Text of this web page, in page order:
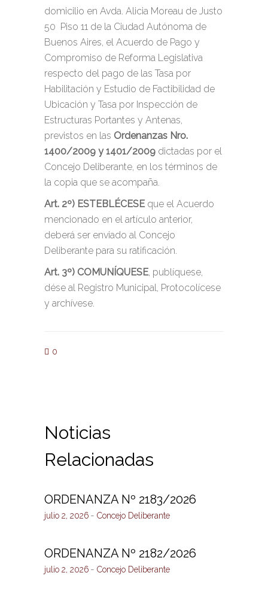
domicilio en Avda. Alicia Moreau de Justo
50 Piso 11 de la Ciudad Autónoma de
Buenos Aires, el Acuerdo de Pago y
Compromiso de Reforma Legislativa
respecto del pago de las Tasa por
Habilitación y Estudio de Factibilidad de
Ubicación y Tasa por Inspección de
Estructuras Portantes y Antenas,
previstos en las Ordenanzas Nro.
1400/2009 y 1401/2009 dictadas por el
Concejo Deliberante, en los términos de
la copia que se acompaña.
Art. 2º) ESTEBLÉCESE que el Acuerdo
mencionado en el artículo anterior,
deberá ser enviado al Concejo
Deliberante para su ratificación.
Art. 3º) COMUNÍQUESE, publíquese,
dése al Registro Municipal, Protocolícese
y archívese.
0
Noticias
Relacionadas
ORDENANZA Nº 2183/2026
julio 2, 2026 Concejo Deliberante
ORDENANZA Nº 2182/2026
julio 2, 2026 Concejo Deliberante